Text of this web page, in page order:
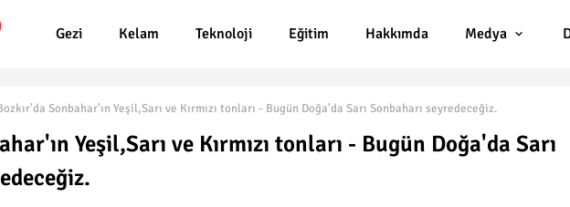
Gezi Kelam Teknoloji Eğitim Hakkımda Medya
Sonbahar'ın Yeşil,Sarı ve Kırmızı tonları - Bugün Doğa'da Sarı Sonbaharı seyredeceğiz.
Yeşil,Sarı ve Kırmızı tonları - Bugün Doğa'da Sarı